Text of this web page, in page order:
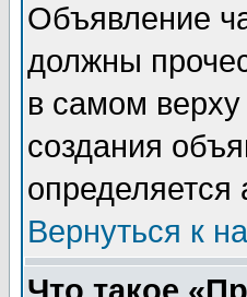
Объявление
должны
в самом
создания
Вернуться к